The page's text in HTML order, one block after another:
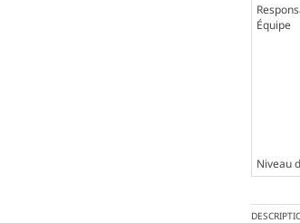
Équipe
Niveau